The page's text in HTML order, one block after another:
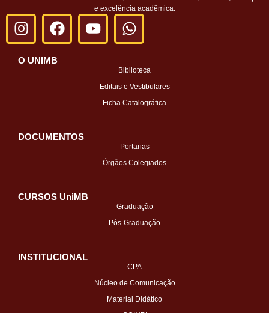
e excelência acadêmica.
O UNIMB
Biblioteca
Editais e Vestibulares
Ficha Catalográfica
DOCUMENTOS
Portarias
Órgãos Colegiados
CURSOS UniMB
Graduação
Pós-Graduação
INSTITUCIONAL
CPA
Núcleo de Comunicação
Material Didático